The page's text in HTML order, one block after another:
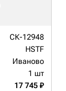
СК-12948
HSTF
Иваново
1 шт
17 745 ₽